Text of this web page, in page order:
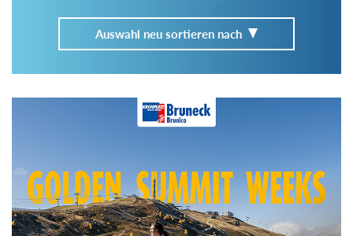
Auswahl neu sortieren nach
Im Hüttenarchiv suchen
Region: